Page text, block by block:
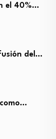
el 40%…
del…